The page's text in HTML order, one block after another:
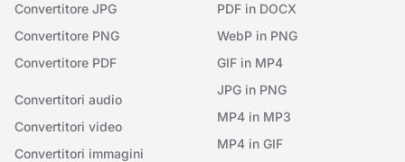
Convertitore JPG
Convertitore PNG
Convertitore PDF
Convertitori audio
Convertitori video
Convertitori immagini
PDF in DOCX
WebP in PNG
GIF in MP4
JPG in PNG
MP4 in MP3
MP4 in GIF